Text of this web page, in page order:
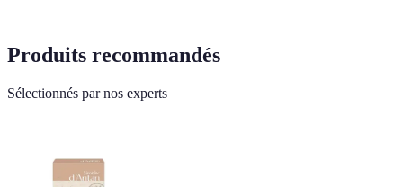
Produits recommandés
Sélectionnés par nos experts